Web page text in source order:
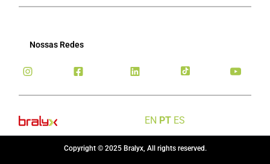
Nossas Redes
EN PT ES
Copyright © 2025 Bralyx, All rights reserved.